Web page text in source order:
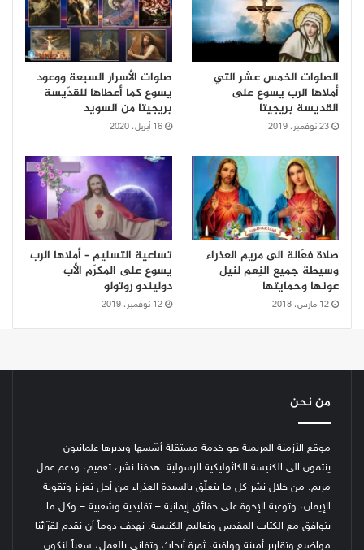
الصلوات الخمس عشر التي
أملاها الرب يسوع على
القديسة بريجيتا
23 نوفمبر، 2019
صلوات الأسرار السبعة ووعود
يسوع كما أعطاها للقدّيسة
بريجيتا من السويد
16 أبريل، 2020
صلاة فعّالة الى مريم العذراء
وسيطة جميع النِعم لنيل
عونها وحمايتها
12 مارس، 2018
تساعية التسليم – أملاها الرب
يسوع على المكرّم الأب
دوليندو روتولو
12 نوفمبر، 2019
من نحن
موقع الأزمنة المريمية هو خدمة مستقلة أسّسها ويديرها علمانيون
ينتمون الى الكنيسة الكاثوليكية الرسولية. هدفنا نشر، تعميم، ودعم عمل
مريم. من خلال نشر كل ما يتعلّق بالسيدة العذراء من أجل تعزيز وتقوية
الإيمان، وتوعية الإخوة على حقائق إيمانية – تقليدية وشعبية – وكل ما
يتوافق مع الكتاب المقدس وتعاليم الكنيسة. نهدف دوماً أن نقدم لقرّائنا
مواضيع وتقارير أمينة ووافية، ثمرة أبحاث وتفاني بالعمل، سعياً لنكون